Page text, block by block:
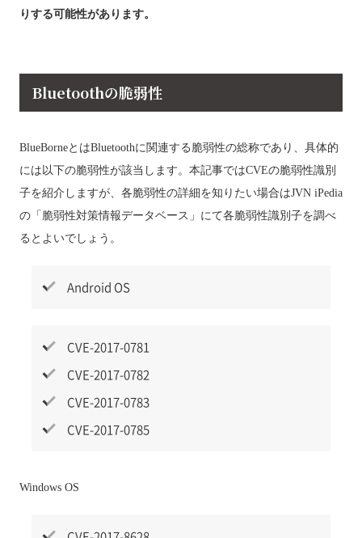
りする可能性があります。
Bluetoothの脆弱性
BlueBorneとはBluetoothに関連する脆弱性の総称であり、具体的
には以下の脆弱性が該当します。本記事ではCVEの脆弱性識別
子を紹介しますが、各脆弱性の詳細を知りたい場合はJVN iPedia
の「脆弱性対策情報データベース」にて各脆弱性識別子を調べ
るとよいでしょう。
Android OS
CVE-2017-0781
CVE-2017-0782
CVE-2017-0783
CVE-2017-0785
Windows OS